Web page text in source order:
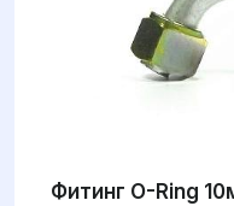
Фитинг O-Ring